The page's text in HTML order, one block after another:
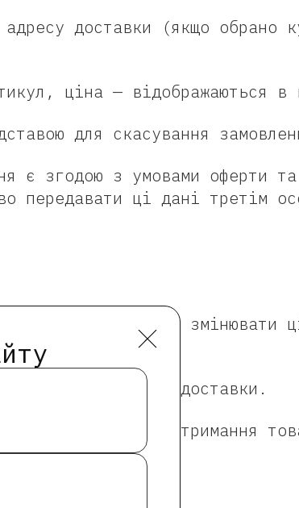
доставки (якщо обрано
ціна — відображаються в
для скасування
є згодою з умовами оферти
передавати ці дані третім
Продавець може змінювати
тарифами служби доставки.
з моменту отримання
(￢
Повторіть новий пароль